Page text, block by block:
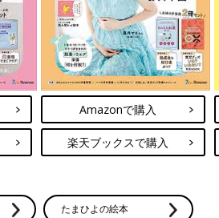
Amazonで購入
楽天ブックスで購入
たまひよの絵本